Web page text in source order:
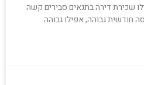
שכירת דירה בתנאים סבירים קשה
חודשית גבוהה, אפילו גבוהה